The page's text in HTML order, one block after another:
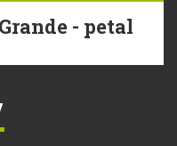
- petal